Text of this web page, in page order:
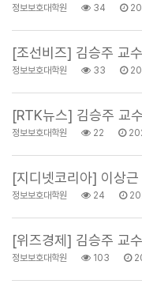
정보보호대학원 34
[조선비즈] 김승주 교
정보보호대학원 33
[RTK뉴스] 김승주 교
정보보호대학원 22
[지디넷코리아] 이상
정보보호대학원 24
[위즈경제] 김승주 교
정보보호대학원 103